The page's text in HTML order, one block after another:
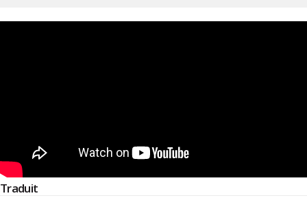
Traduit